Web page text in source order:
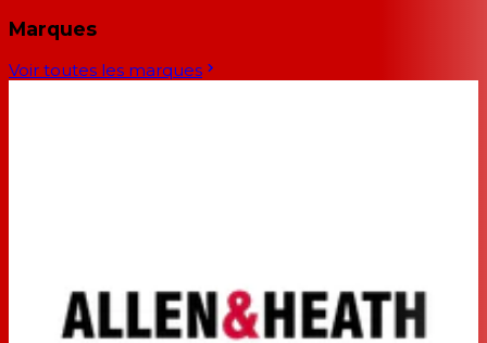
Marques
Voir toutes les marques